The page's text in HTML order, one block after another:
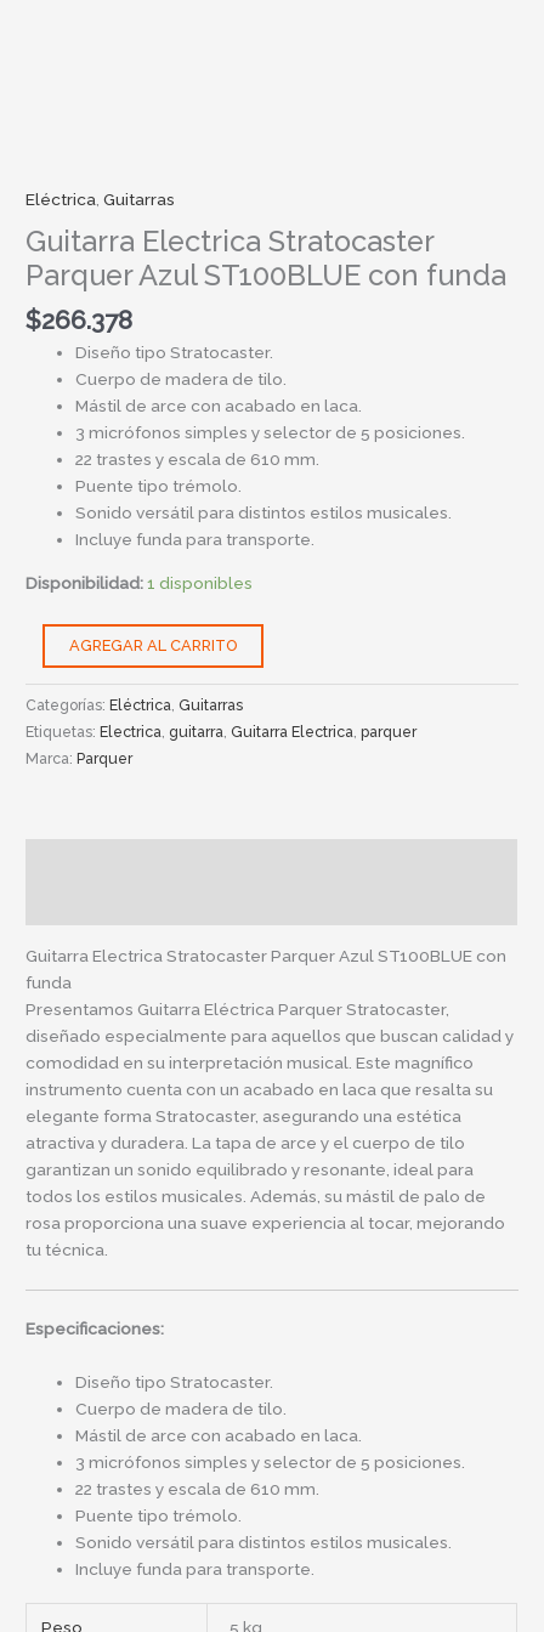
Eléctrica,Guitarras
Guitarra Electrica Stratocaster
Parquer Azul ST100BLUE con funda
$266.378
Diseño tipo Stratocaster.
Cuerpo de madera de tilo.
Mástil de arce con acabado en laca.
3 micrófonos simples y selector de 5 posiciones.
22 trastes y escala de 610 mm.
Puente tipo trémolo.
Sonido versátil para distintos estilos musicales.
Incluye funda para transporte.
Disponibilidad:1 disponibles
AGREGAR AL CARRITO
Categorías:Eléctrica, Guitarras
Etiquetas:Electrica, guitarra, Guitarra Electrica,parquer
Marca:Parquer
Guitarra Electrica Stratocaster Parquer Azul ST100BLUE con
funda
Presentamos Guitarra Eléctrica Parquer Stratocaster,
diseñado especialmente para aquellos que buscan calidad y
comodidad en su interpretación musical. Este magnífico
instrumento cuenta con un acabado en laca que resalta su
elegante forma Stratocaster, asegurando una estética
atractiva y duradera. La tapa de arce y el cuerpo de tilo
garantizan un sonido equilibrado y resonante, ideal para
todos los estilos musicales. Además, su mástil de palo de
rosa proporciona una suave experiencia al tocar, mejorando
tu técnica.
Especificaciones:
Diseño tipo Stratocaster.
Cuerpo de madera de tilo.
Mástil de arce con acabado en laca.
3 micrófonos simples y selector de 5 posiciones.
22 trastes y escala de 610 mm.
Puente tipo trémolo.
Sonido versátil para distintos estilos musicales.
Incluye funda para transporte.
Peso 5 kg